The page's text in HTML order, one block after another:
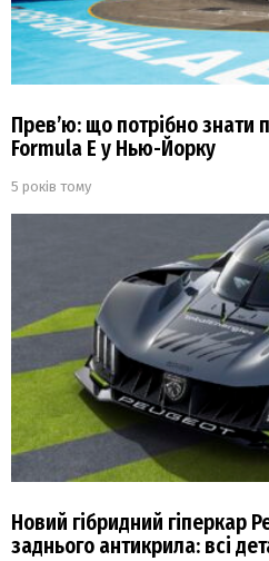
Прев’ю: що потрібно знати
Formula E у Нью-Йорку
5 років тому
Новий гібридний гіперкар
заднього антикрила: всі